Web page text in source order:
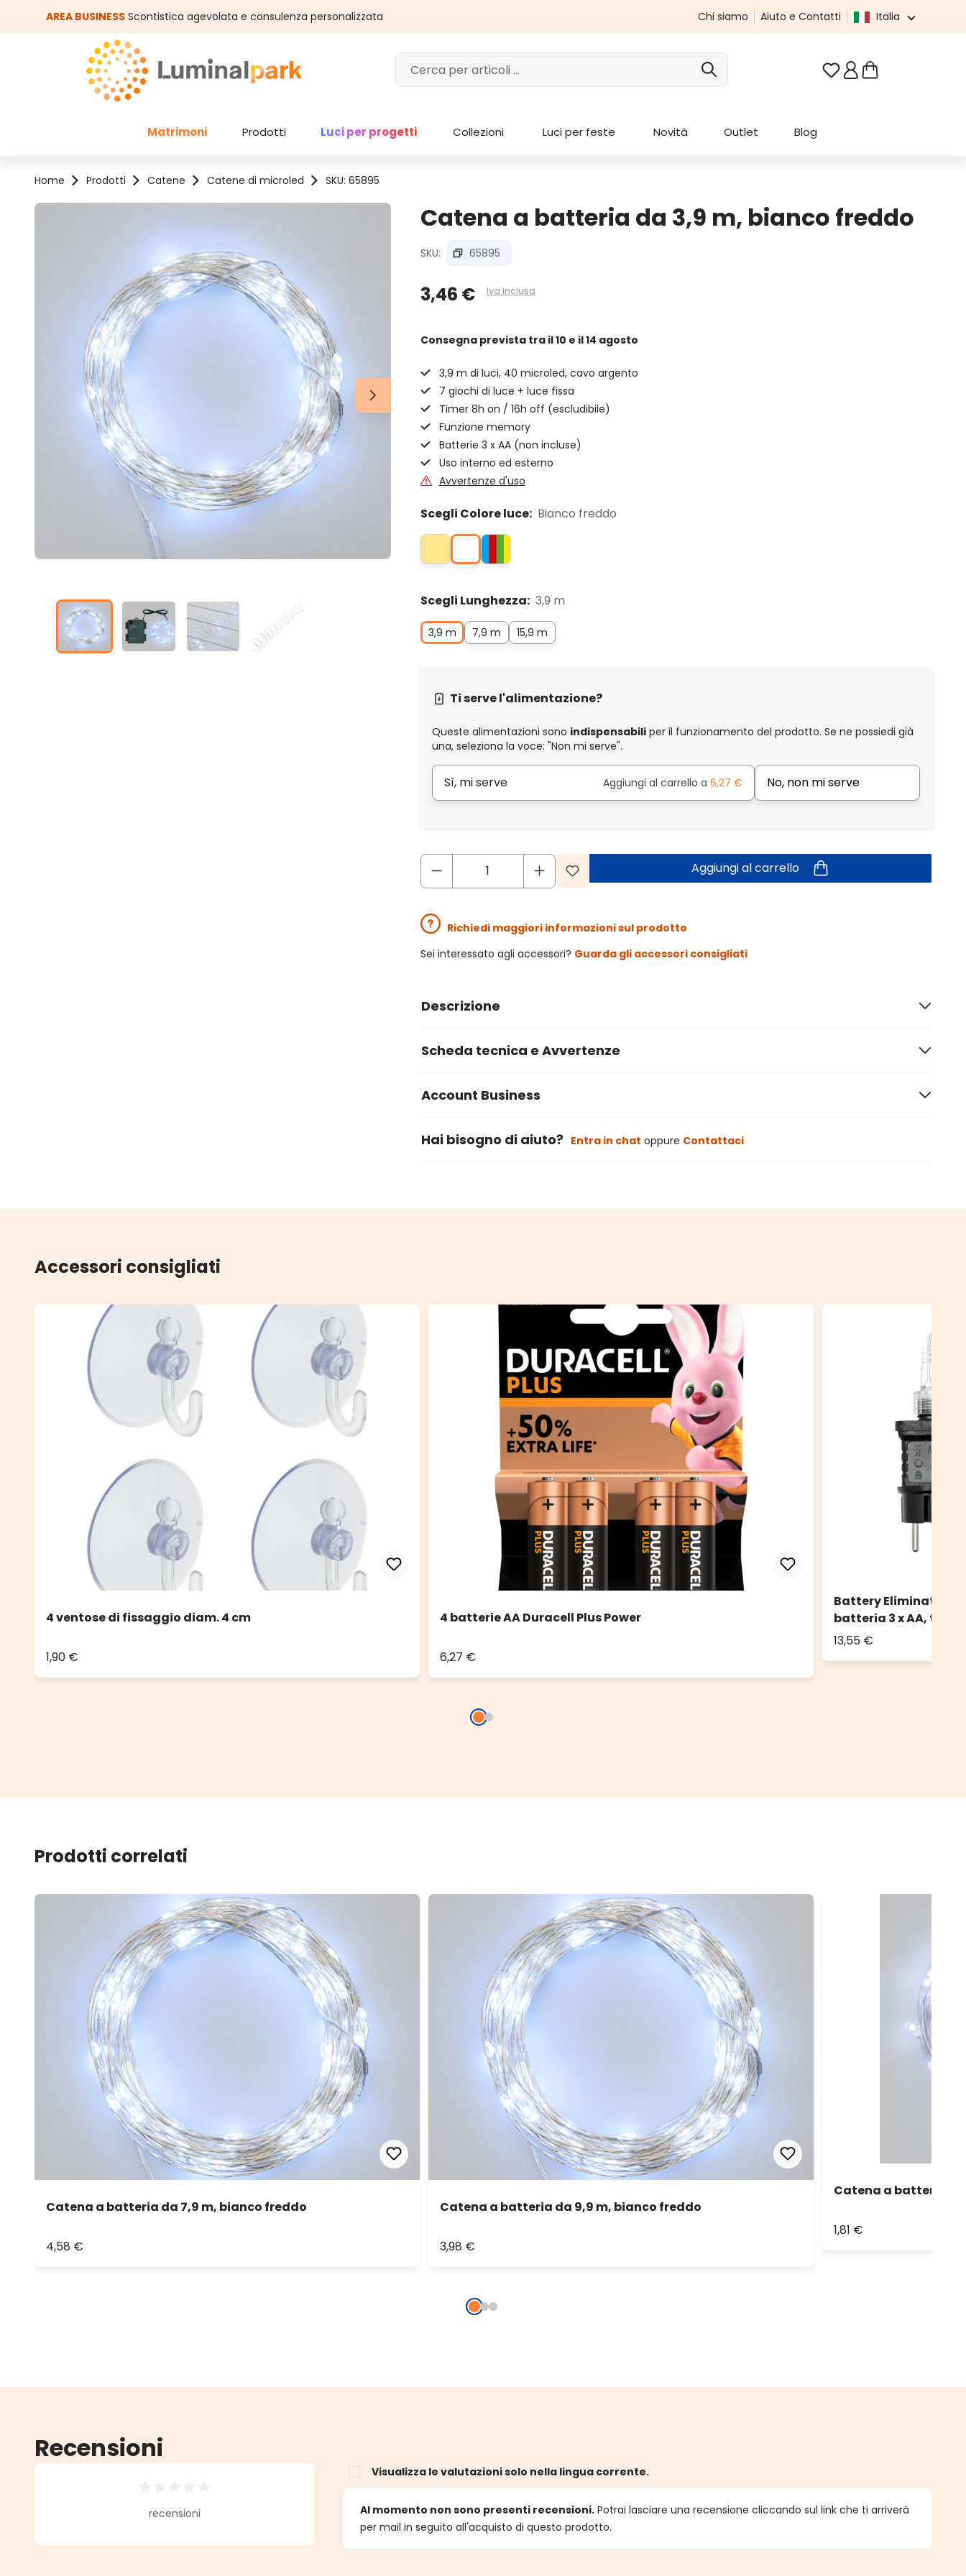
al contenuto principale
Salta alla ricerca
AREA BUSINESS Scontistica agevolata e consulenza personalizzata Chi siamo Aiuto e Contatti Italia
Hai 0 articoli nella
Matrimoni Prodotti Luci per progetti Collezioni Luci per feste Novità Outlet Blog
Home Prodotti Catene Catene di microled SKU: 65895
Salta la galleria di immagini Catena a batteria da 3,9 m, bianco freddo
SKU: 65895
3,46 € Iva inclusa
Consegna prevista tra il 10 e il 14 agosto
3,9 m di luci, 40 microled, cavo argento
7 giochi di luce + luce fissa
Timer 8h on / 16h off (escludibile)
Funzione memory
Batterie 3 x AA (non incluse)
Uso interno ed esterno
Avvertenze d'uso
Scegli Colore luce: Bianco freddo
Scegli Lunghezza: 3,9 m
3,9 m 7,9 m 15,9 m
Ti serve l'alimentazione?
Queste alimentazioni sono indispensabiliper il funzionamento del prodotto. Se ne possiedi già
una, seleziona la voce: "Non mi serve".
Sì, mi serve Aggiungi al carrello a6,27 € No, non mi serve
Aggiungi al carrello
Richiedi maggiori informazioni sul prodotto
Sei interessato agli accessori? Guarda gli accessori consigliati
Descrizione
Scheda tecnica e Avvertenze
Account Business
Hai bisogno di aiuto? Entra in chat oppure Contattaci
Accessori consigliati
4 ventose di fissaggio diam. 4 cm
1,90 €
4 batterie AA Duracell Plus Power
6,27 €
Battery Eliminator,
batteria 3 x AA, timer
13,55 €
Prodotti correlati
Catena a batteria da 7,9 m, bianco freddo
4,58 €
Catena a batteria da 9,9 m, bianco freddo
3,98 €
Catena a batterie da
1,81 €
Recensioni
Valutazione media di 0 su 5 stelle
recensioni
Visualizza le valutazioni solo nella lingua corrente.
Al momento non sono presenti recensioni. Potrai lasciare una recensione cliccando sul link che ti arriverà
per mail in seguito all'acquisto di questo prodotto.